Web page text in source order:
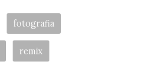
fotografia
remix